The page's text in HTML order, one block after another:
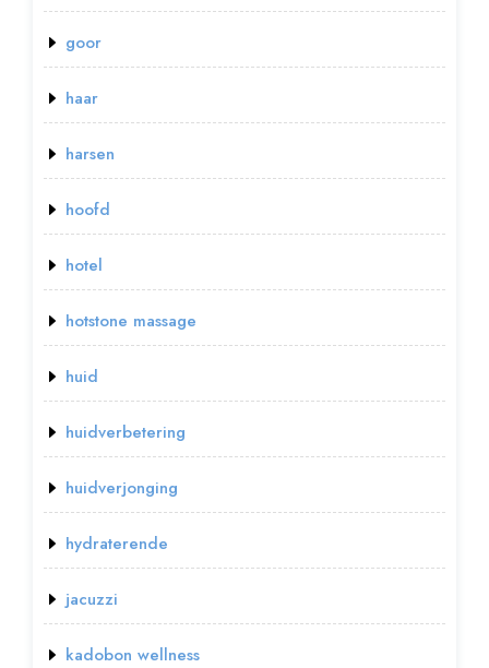
goor
haar
harsen
hoofd
hotel
hotstone massage
huid
huidverbetering
huidverjonging
hydraterende
jacuzzi
kadobon wellness